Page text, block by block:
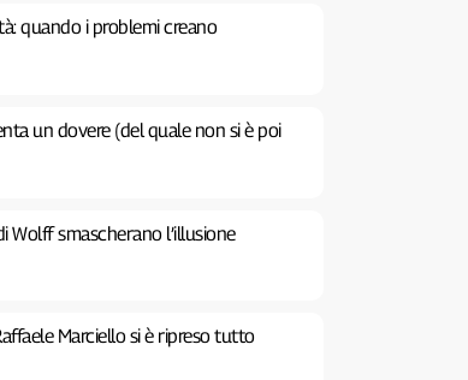
quando i problemi creano
un dovere (del quale non si è poi
Wolff smascherano l’illusione
Marciello si è ripreso tutto